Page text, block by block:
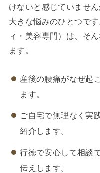
けないと感じていませ
大きな悩みのひとつで
ィ・美容専門）は、そ
ます。
産後の腰痛がなぜ起
ます。
ご自宅で無理なく実
紹介します。
行徳で安心して相談
伝えします。